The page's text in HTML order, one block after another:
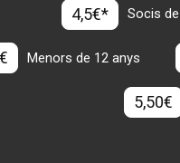
4,5€* Socis
Menors de 12 anys
5,50€